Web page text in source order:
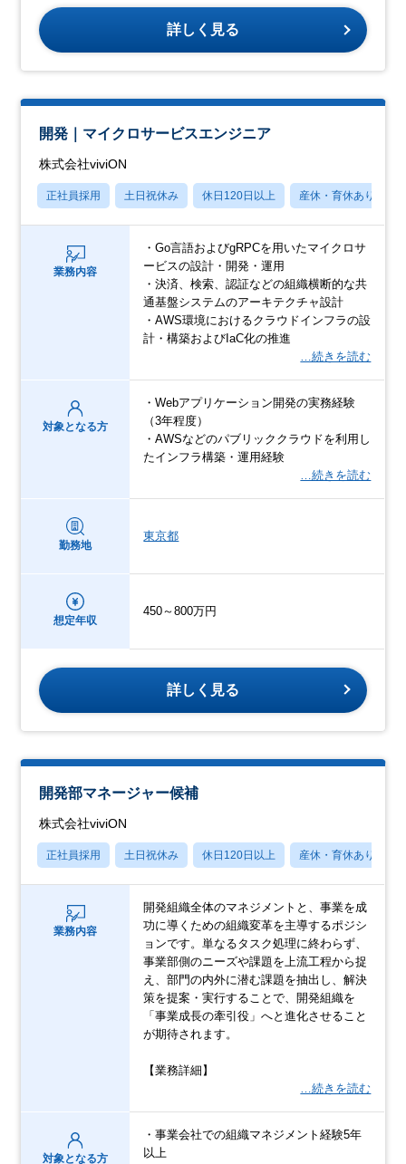
詳しく見る
開発｜マイクロサービスエンジニア
株式会社viviON
正社員採用 土日祝休み 休日120日以上 産休・育休あり
業務内容
・Go言語およびgRPCを用いたマイクロサ
ービスの設計・開発・運用
・決済、検索、認証などの組織横断的な共
通基盤システムのアーキテクチャ設計
・AWS環境におけるクラウドインフラの設
計・構築およびIaC化の推進
…続きを読む
対象となる方
・Webアプリケーション開発の実務経験
（3年程度）
・AWSなどのパブリッククラウドを利用し
たインフラ構築・運用経験
…続きを読む
勤務地
東京都
想定年収
450～800万円
詳しく見る
開発部マネージャー候補
株式会社viviON
正社員採用 土日祝休み 休日120日以上 産休・育休あり
業務内容
開発組織全体のマネジメントと、事業を成
功に導くための組織変革を主導するポジシ
ョンです。単なるタスク処理に終わらず、
事業部側のニーズや課題を上流工程から捉
え、部門の内外に潜む課題を抽出し、解決
策を提案・実行することで、開発組織を
「事業成長の牽引役」へと進化させること
が期待されます。
【業務詳細】
…続きを読む
対象となる方
・事業会社での組織マネジメント経験5年
以上